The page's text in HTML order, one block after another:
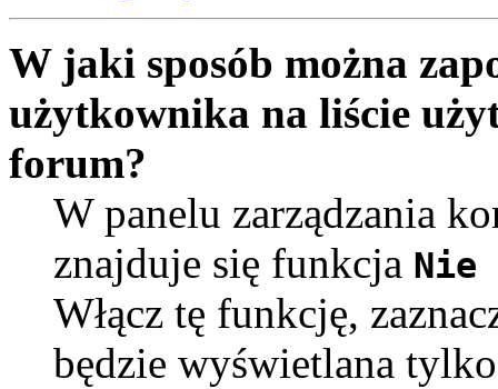
W jaki sposób można
użytkownika na liście
forum?
W panelu zarządzania
znajduje się funkcja Nie
Włącz tę funkcję,
będzie wyświetlana